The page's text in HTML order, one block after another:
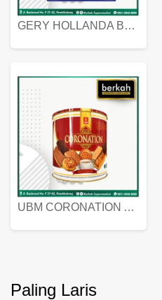
GERY HOLLANDA BUTTER COOKIES 450 GRAM
UBM CORONATION ASSORTED BISKUIT KALENG 450 GRAM
Paling Laris